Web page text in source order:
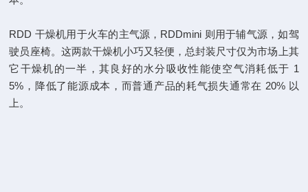
RDD 干燥机用于火车的主气源，RDDmini 则用于辅气源，如驾
驶员座椅。这两款干燥机小巧又轻便，总封装尺寸仅为市场上其
它干燥机的一半，其良好的水分吸收性能使空气消耗低于 1
5%，降低了能源成本，而普通产品的耗气损失通常在 20% 以
上。